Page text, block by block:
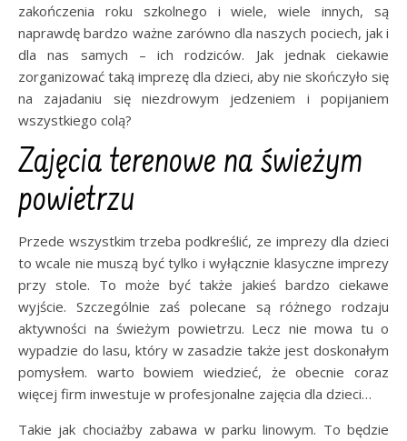
zakończenia roku szkolnego i wiele, wiele innych, są
naprawdę bardzo ważne zarówno dla naszych pociech, jak i
dla nas samych – ich rodziców. Jak jednak ciekawie
zorganizować taką imprezę dla dzieci, aby nie skończyło się
na zajadaniu się niezdrowym jedzeniem i popijaniem
wszystkiego colą?
Zajęcia terenowe na świeżym
powietrzu
Przede wszystkim trzeba podkreślić, ze imprezy dla dzieci
to wcale nie muszą być tylko i wyłącznie klasyczne imprezy
przy stole. To może być także jakieś bardzo ciekawe
wyjście. Szczególnie zaś polecane są różnego rodzaju
aktywności na świeżym powietrzu. Lecz nie mowa tu o
wypadzie do lasu, który w zasadzie także jest doskonałym
pomysłem. warto bowiem wiedzieć, że obecnie coraz
więcej firm inwestuje w profesjonalne zajęcia dla dzieci…
Takie jak chociażby zabawa w parku linowym. To będzie